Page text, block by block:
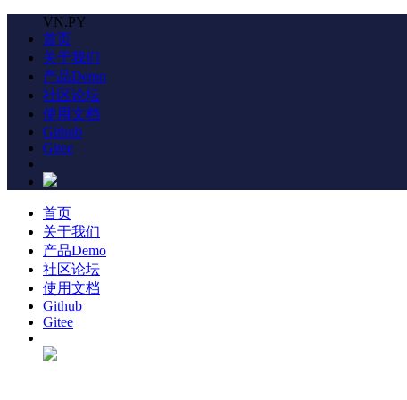
VN.PY
首页
关于我们
产品Demo
社区论坛
使用文档
Github
Gitee
首页
关于我们
产品Demo
社区论坛
使用文档
Github
Gitee